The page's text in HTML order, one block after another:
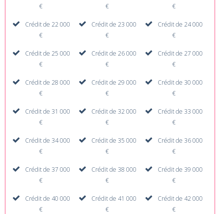
€
€
€
Crédit de 22 000
€
Crédit de 23 000
€
Crédit de 24 000
€
Crédit de 25 000
€
Crédit de 26 000
€
Crédit de 27 000
€
Crédit de 28 000
€
Crédit de 29 000
€
Crédit de 30 000
€
Crédit de 31 000
€
Crédit de 32 000
€
Crédit de 33 000
€
Crédit de 34 000
€
Crédit de 35 000
€
Crédit de 36 000
€
Crédit de 37 000
€
Crédit de 38 000
€
Crédit de 39 000
€
Crédit de 40 000
€
Crédit de 41 000
€
Crédit de 42 000
€